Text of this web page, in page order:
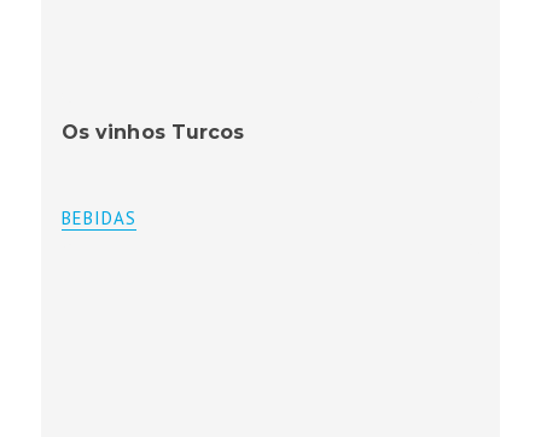
Os vinhos Turcos
BEBIDAS